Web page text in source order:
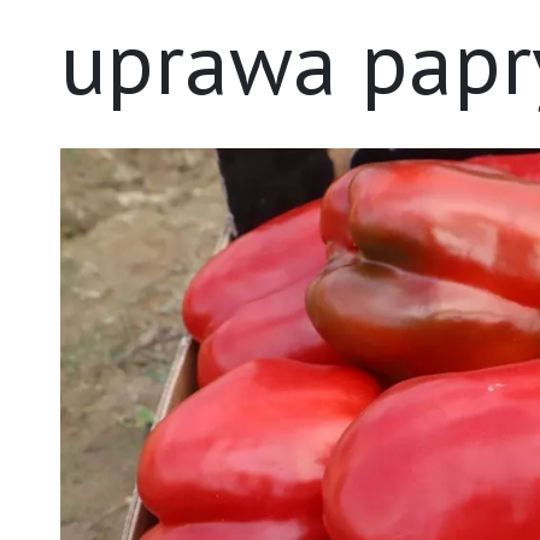
uprawa